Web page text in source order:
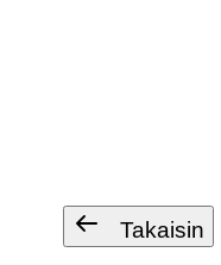
Takaisin